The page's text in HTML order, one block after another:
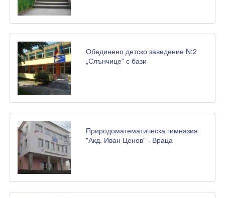
Обединено детско заведение N:2
„Слънчице” с бази
Природоматематическа гимназия
"Акд. Иван Ценов" - Враца